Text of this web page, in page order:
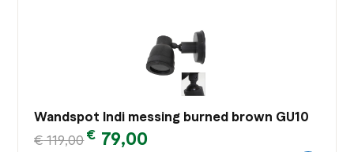
Wandspot Indi messing burned brown GU10
€119,00€ 79,00